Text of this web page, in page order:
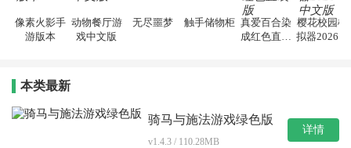
像素火影手
游版本
动物餐厅游
戏中文版
无尽噩梦 触手储物柜 真爱百合染
成红色直装
樱花校园模
拟器2026中
本类最新
骑马与施法游戏绿色版
v1.4.3 / 110.28MB
详情